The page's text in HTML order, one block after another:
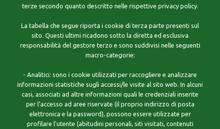
terze secondo quanto descritto nelle rispettive privacy policy.
La tabella che segue riporta i cookie di terza parte presenti sul
sito. Questi ultimi ricadono sotto la diretta ed esclusiva
responsabilità del gestore terzo e sono suddivisi nelle seguenti
macro-categorie:
- Analitici: sono i cookie utilizzati per raccogliere e analizzare
informazioni statistiche sugli accessi/le visite al sito web. In alcuni
casi, associati ad altre informazioni quali le credenziali inserite
per l'accesso ad aree riservate (il proprio indirizzo di posta
elettronica e la password), possono essere utilizzate per
profilare l'utente (abitudini personali, siti visitati, contenuti